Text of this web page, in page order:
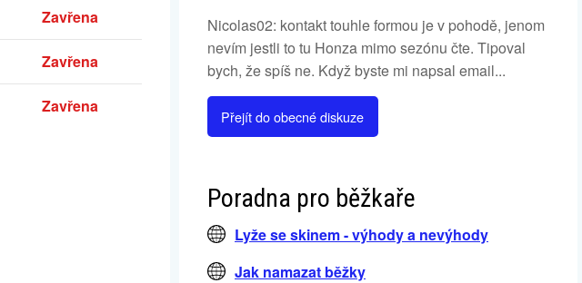
Zavřena
Zavřena
Zavřena
Nicolas02: kontakt touhle formou je v pohodě, jenom
nevím jestli to tu Honza mimo sezónu čte. Tipoval
bych, že spíš ne. Když byste mi napsal email...
Přejít do obecné diskuze
Poradna pro běžkaře
Lyže se skinem - výhody a nevýhody
Jak namazat běžky